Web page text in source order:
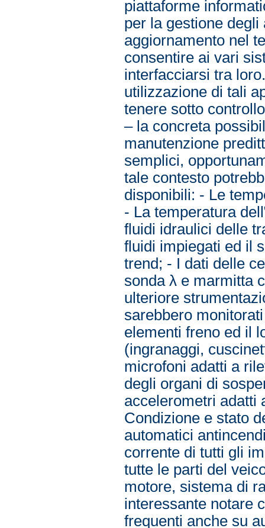
piattaforme
per la gestione
aggiornamento nel
consentire ai vari
interfacciarsi tra
utilizzazione di tali
tenere sotto
– la concreta
manutenzione
semplici,
tale contesto
disponibili: - Le
- La temperatura
fluidi idraulici delle
fluidi impiegati ed il
trend; - I dati delle
sonda λ e marmitta
ulteriore
sarebbero
elementi freno ed il
(ingranaggi,
microfoni adatti a
degli organi di
accelerometri adatti
Condizione e stato
automatici
corrente di tutti gli
tutte le parti del
motore, sistema di
interessante notare
frequenti anche su